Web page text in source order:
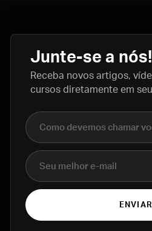
Junte-se a nós!
Receba novos artigos,
cursos diretamente em
Nome completo
E-mail
ENVIAR